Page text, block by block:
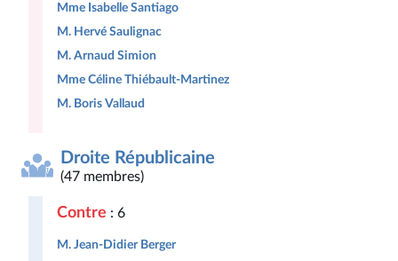
Mme Isabelle Santiago
M. Hervé Saulignac
M. Arnaud Simion
Mme Céline Thiébault-Martinez
M. Boris Vallaud
Droite Républicaine
(47 membres)
Contre : 6
M. Jean-Didier Berger